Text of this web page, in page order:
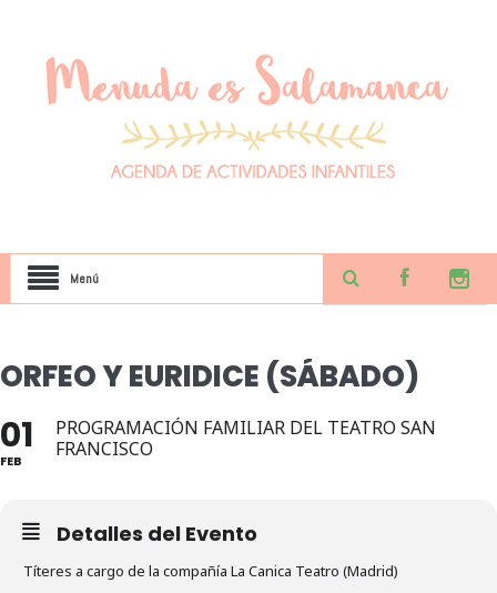
Menú
ORFEO Y EURIDICE (SÁBADO)
01
FEB
PROGRAMACIÓN FAMILIAR DEL TEATRO SAN
FRANCISCO
Detalles del Evento
Títeres a cargo de la compañía La Canica Teatro (Madrid)